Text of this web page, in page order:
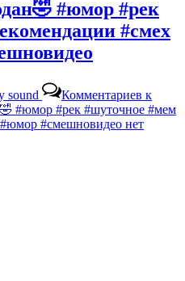
#юмор #рек
#смех
sound Комментариев к
#юмор #рек #шуточное #мем
#смешновидео нет